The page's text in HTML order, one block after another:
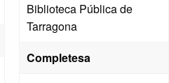
Biblioteca Pública de
Tarragona
Completesa